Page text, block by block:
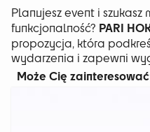
Planujesz event i
funkcjonalność? PARI
propozycja, która
wydarzenia i zapewni
Może Cię zainteresować